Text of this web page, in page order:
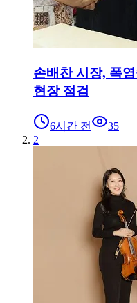
손배찬 시장, 폭
현장 점검
6시간 전
35
2